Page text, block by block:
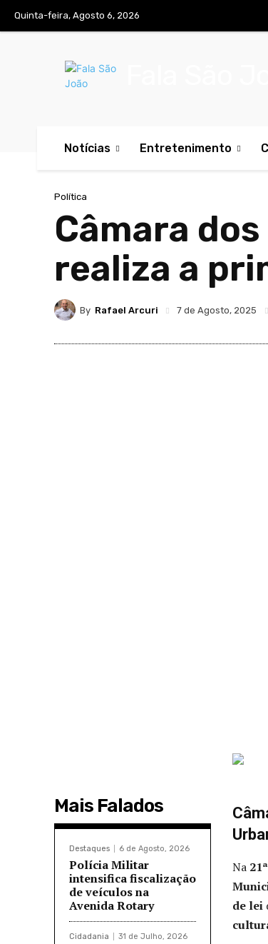
Quinta-feira, Agosto 6, 2026
Notícias Entretenimento
Política
Câmara
realiza a
By Rafael Arcuri 7 de Agosto, 2025
Mais Falados
Destaques 6 de Agosto, 2026
Polícia Militar
intensifica fiscalização
de veículos na
Avenida Rotary
Cidadania 31 de Julho, 2026
Na
de lei